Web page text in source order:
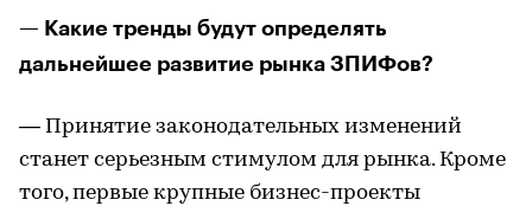
— Какие тренды будут определять
дальнейшее развитие рынка ЗПИФов?
— Принятие законодательных изменений
станет серьезным стимулом для рынка. Кроме
того, первые крупные бизнес-проекты